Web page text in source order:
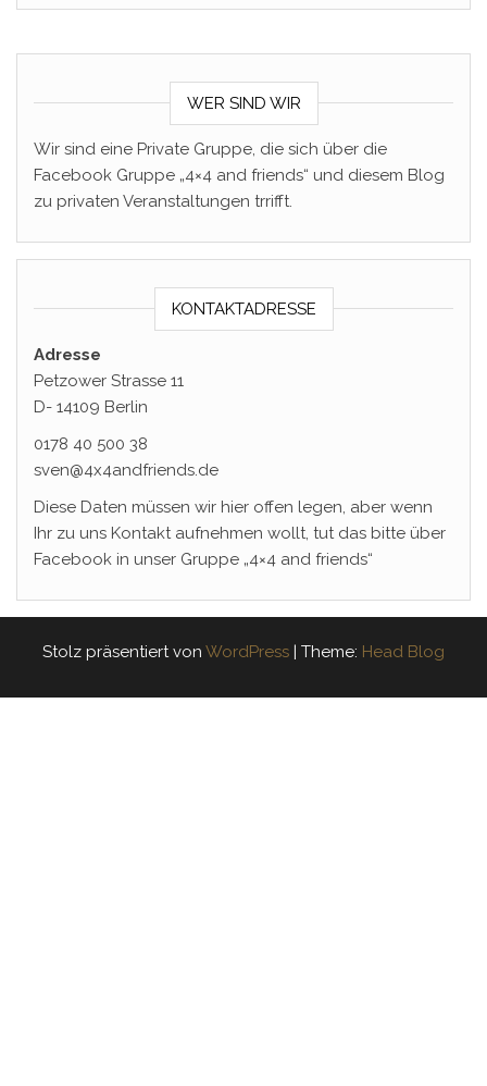
WER SIND WIR
Wir sind eine Private Gruppe, die sich über die
Facebook Gruppe „4×4 and friends“ und diesem Blog
zu privaten Veranstaltungen trrifft.
KONTAKTADRESSE
Adresse
Petzower Strasse 11
D- 14109 Berlin
0178 40 500 38
sven@4x4andfriends.de
Diese Daten müssen wir hier offen legen, aber wenn
Ihr zu uns Kontakt aufnehmen wollt, tut das bitte über
Facebook in unser Gruppe „4×4 and friends“
Stolz präsentiert von WordPress | Theme: Head Blog